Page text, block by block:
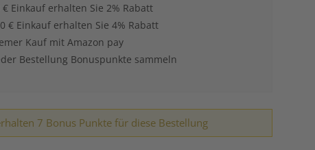
€ Einkauf erhalten Sie 2% Rabatt
€ Einkauf erhalten Sie 4% Rabatt
Kauf mit Amazon pay
Bestellung Bonuspunkte sammeln
7 Bonus Punkte für diese Bestellung